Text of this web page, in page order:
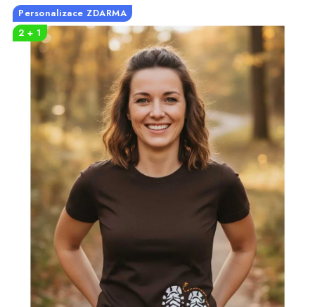
PRO PÁRY
VLASTNÍ MOTIV
TRIČKA
MIKINY
OKAMŽITĚ K ODBĚRU
MÁM SRDCE POMÁHÁM
VÁNOCE
Personalizace ZDARMA
2 + 1